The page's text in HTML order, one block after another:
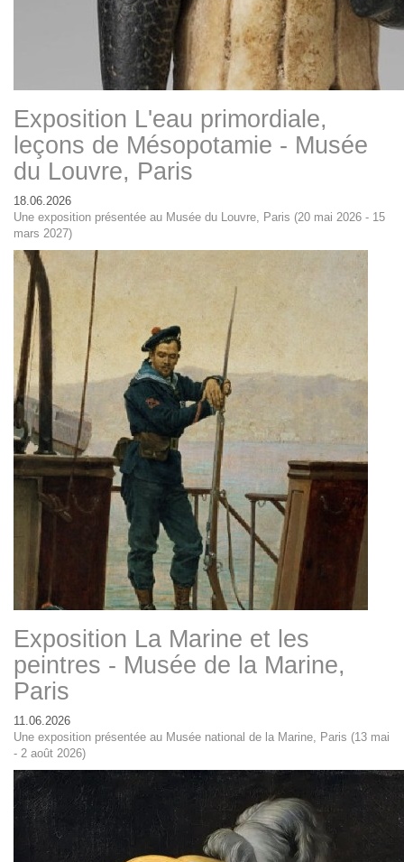
Exposition L'eau primordiale,
leçons de Mésopotamie - Musée
du Louvre, Paris
18.06.2026
Une exposition présentée au Musée du Louvre, Paris (20 mai 2026 - 15
mars 2027)
Exposition La Marine et les
peintres - Musée de la Marine,
Paris
11.06.2026
Une exposition présentée au Musée national de la Marine, Paris (13 mai
- 2 août 2026)